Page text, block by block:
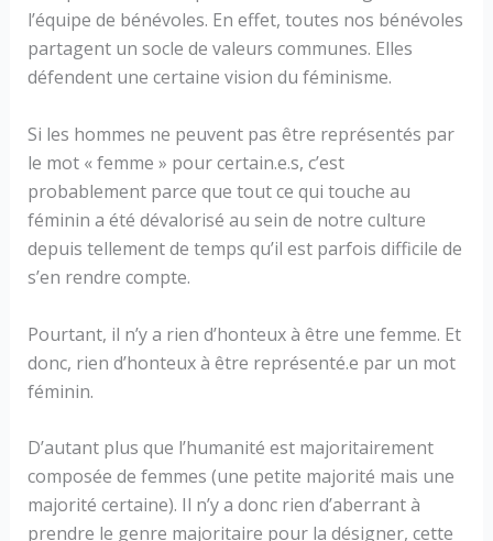
l’équipe de bénévoles. En effet, toutes nos bénévoles
partagent un socle de valeurs communes. Elles
défendent une certaine vision du féminisme.
Si les hommes ne peuvent pas être représentés par
le mot « femme » pour certain.e.s, c’est
probablement parce que tout ce qui touche au
féminin a été dévalorisé au sein de notre culture
depuis tellement de temps qu’il est parfois difficile de
s’en rendre compte.
Pourtant, il n’y a rien d’honteux à être une femme. Et
donc, rien d’honteux à être représenté.e par un mot
féminin.
D’autant plus que l’humanité est majoritairement
composée de femmes (une petite majorité mais une
majorité certaine). Il n’y a donc rien d’aberrant à
prendre le genre majoritaire pour la désigner, cette